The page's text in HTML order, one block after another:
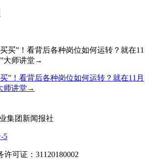
”！看背后各种岗位如何运转？就在11月
师讲堂→
集团新闻报社
5
可证：31120180002